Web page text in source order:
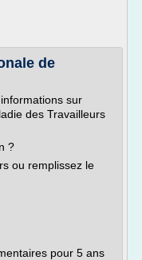
de
sur
des Travailleurs
?
ou remplissez le
pour 5 ans